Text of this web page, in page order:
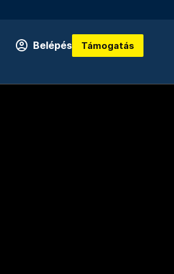
Belépés Támogatás